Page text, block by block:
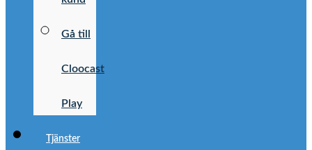
Gå till
Cloocast
Play
Tjänster